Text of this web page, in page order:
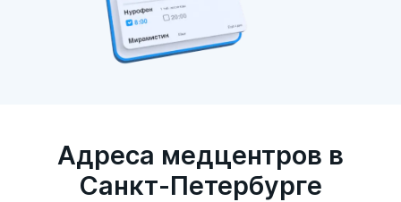
Адреса медцентров в
Санкт-Петербурге